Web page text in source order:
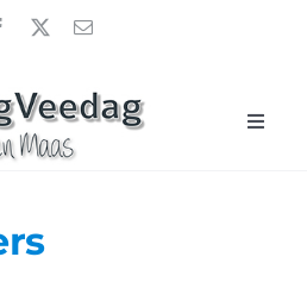
Toggle